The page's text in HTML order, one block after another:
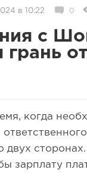
в 10:22 0
с
грань
когда
двух
зарплату